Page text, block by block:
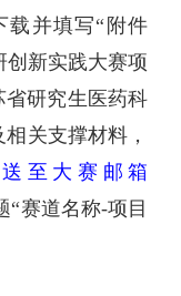
载并填写“附件
新实践大赛项
省研究生医药科
相关支撑材料，
送至大赛邮箱
“赛道名称-项目